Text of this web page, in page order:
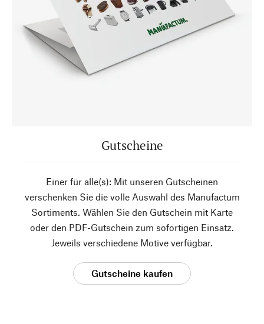
Gutscheine
Einer für alle(s): Mit unseren Gutscheinen
verschenken Sie die volle Auswahl des Manufactum
Sortiments. Wählen Sie den Gutschein mit Karte
oder den PDF-Gutschein zum sofortigen Einsatz.
Jeweils verschiedene Motive verfügbar.
Gutscheine kaufen